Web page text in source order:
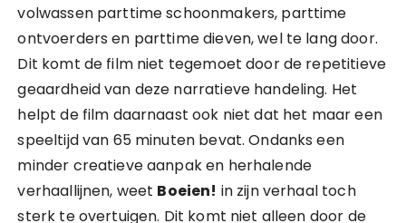
volwassen parttime schoonmakers, parttime
ontvoerders en parttime dieven, wel te lang door.
Dit komt de film niet tegemoet door de repetitieve
geaardheid van deze narratieve handeling. Het
helpt de film daarnaast ook niet dat het maar een
speeltijd van 65 minuten bevat. Ondanks een
minder creatieve aanpak en herhalende
verhaallijnen, weet Boeien! in zijn verhaal toch
sterk te overtuigen. Dit komt niet alleen door de